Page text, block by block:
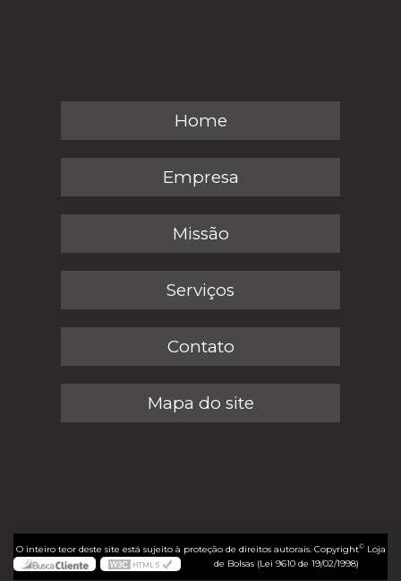
Home
Empresa
Missão
Serviços
Contato
Mapa do site
O inteiro teor deste site está sujeito à proteção de direitos autorais. Copyright©Loja
de Bolsas (Lei 9610 de 19/02/1998)